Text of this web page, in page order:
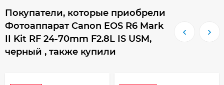
Покупатели, которые приобрели
Фотоаппарат Canon EOS R6 Mark
II Kit RF 24-70mm F2.8L IS USM,
черный , также купили